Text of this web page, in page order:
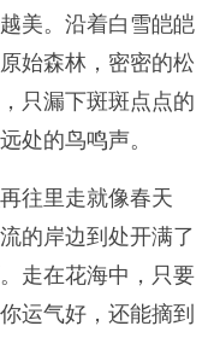
美。沿着白雪皑皑
始森林，密密的松
只漏下斑斑点点的
处的鸟鸣声。
往里走就像春天
的岸边到处开满了
走在花海中，只要
运气好，还能摘到